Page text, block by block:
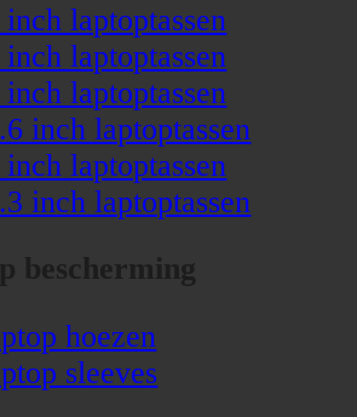
inch laptoptassen
inch laptoptassen
inch laptoptassen
inch laptoptassen
inch laptoptassen
inch laptoptassen
bescherming
hoezen
sleeves